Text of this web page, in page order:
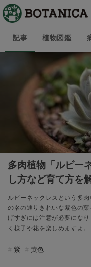
記事 植物図鑑
多肉植物「ルビー
し方など育て方を
ルビーネックレスという多
の名の通りきれいな紫色の
げすぎには注意が必要にな
く様子や花を楽しめますよ。
紫 黄色